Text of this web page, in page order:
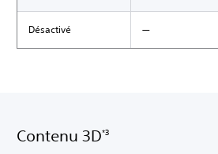
Désactivé ―
Contenu 3D*3